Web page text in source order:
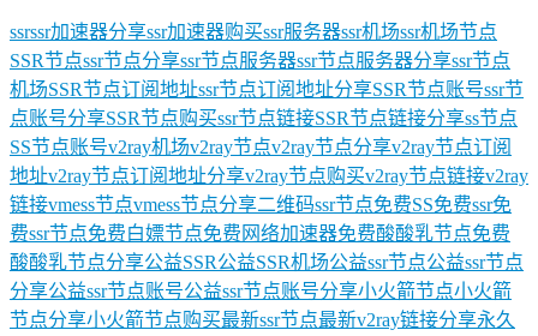
ssrssr加速器分享ssr加速器购买ssr服务器ssr机场ssr机场节点
SSR节点ssr节点分享ssr节点服务器ssr节点服务器分享ssr节点
机场SSR节点订阅地址ssr节点订阅地址分享SSR节点账号ssr节
点账号分享SSR节点购买ssr节点链接SSR节点链接分享ss节点
SS节点账号v2ray机场v2ray节点v2ray节点分享v2ray节点订阅
地址v2ray节点订阅地址分享v2ray节点购买v2ray节点链接v2ray
链接vmess节点vmess节点分享二维码ssr节点免费SS免费ssr免
费ssr节点免费白嫖节点免费网络加速器免费酸酸乳节点免费
酸酸乳节点分享公益SSR公益SSR机场公益ssr节点公益ssr节点
分享公益ssr节点账号公益ssr节点账号分享小火箭节点小火箭
节点分享小火箭节点购买最新ssr节点最新v2ray链接分享永久